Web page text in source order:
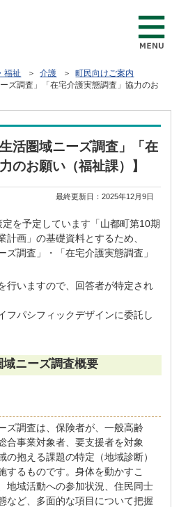
福祉 ＞介護 ＞町民向けご案内
ズ調査」「在宅介護実態調査」協力のお
活圏域ニーズ調査」「在
のお願い（福祉課）】
最終更新日：2025年12月9日
を予定しています「山都町第10期
画」の基礎資料とするため、
ズ調査」・「在宅介護実態調査」
行いますので、回答者が特定され
パシフィックデザインに委託し
ニーズ調査概要
調査は、保険者が、一般高齢
合事業対象者、要支援者を対象
抱える課題の特定（地域診断）
するものです。身体を動かすこ
地域活動への参加状況、住民同士
など、多面的な項目について把握